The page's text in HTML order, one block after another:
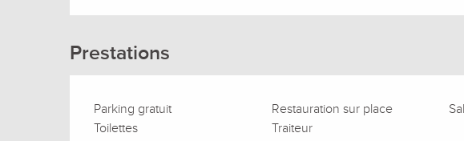
Prestations
Parking gratuit Restauration sur place
Toilettes
Traiteur